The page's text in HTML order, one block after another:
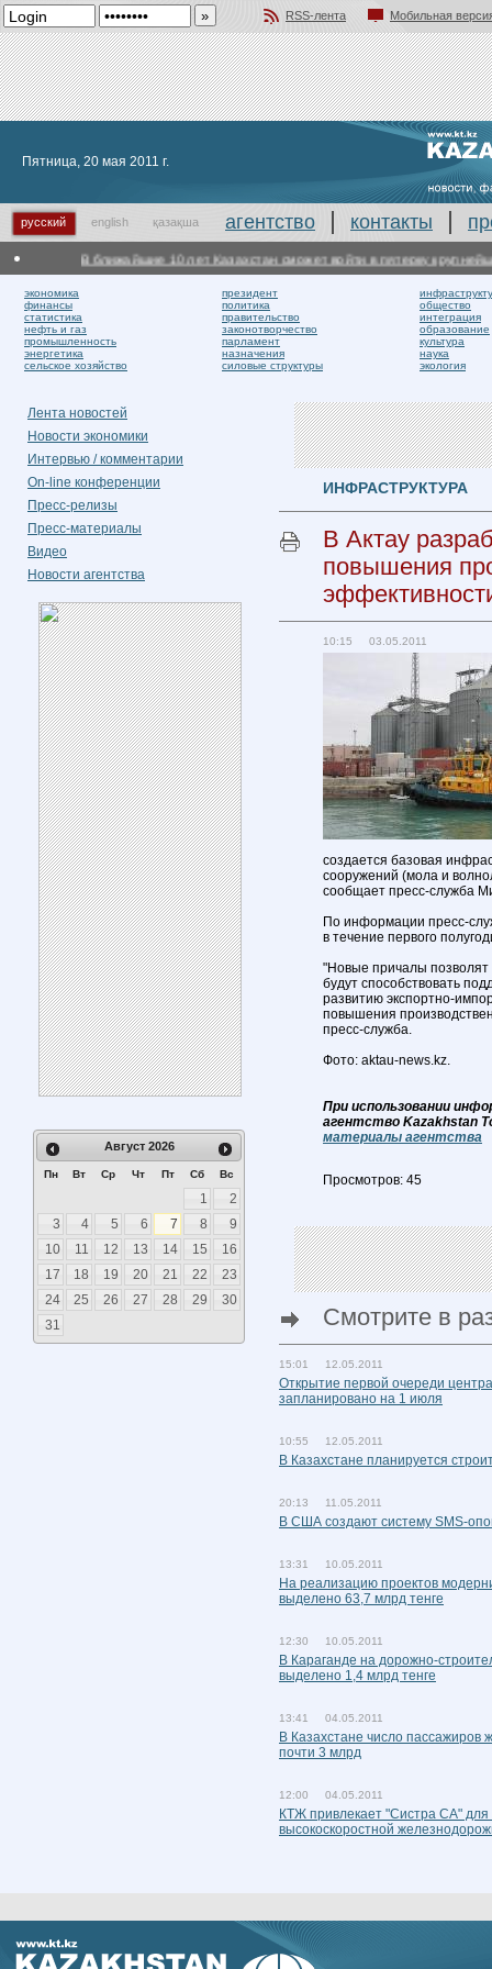
RSS-лента
Мобильная
Пятница, 20 мая 2011 г.
русский english қазақша агентство контакты
В ближайшие 10 лет Казахстан сможет войти в пятерку
экономика
финансы
статистика
нефть и газ
промышленность
энергетика
сельское хозяйство
президент
политика
правительство
законотворчество
парламент
назначения
силовые структуры
общество
интеграция
образование
культура
наука
экология
Лента новостей
Новости экономики
Интервью / комментарии
On-line конференции
Пресс-релизы
Пресс-материалы
Видео
Новости агентства
Август 2026
Пн Вт Ср Чт Пт Сб Вс
1
2
3
4 5 6 7 8
9
10
11 12 13 14 15
16
17
18 19 20 21 22
23
24
25 26 27 28 29
30
31
ИНФРАСТРУКТУРА
В Актау
повышения
10:15 03.05.2011
создается базовая
сооружений (мола и
сообщает пресс-служба
По информации пресс-
в течение первого
"Новые причалы позволят
будут способствовать
развитию экспортно-
повышения
пресс-служба.
Фото: aktau-news.kz.
При использовании
агентство Kazakhstan
материалы агентства
Просмотров: 45
Смотрите в
15:01 12.05.2011
Открытие первой очереди
запланировано на 1 июля
10:55 12.05.2011
В Казахстане планируется
20:13 11.05.2011
В США создают систему SMS-
13:31 10.05.2011
На реализацию проектов
выделено 63,7 млрд тенге
12:30 10.05.2011
В Караганде на дорожно-
выделено 1,4 млрд тенге
13:41 04.05.2011
В Казахстане число пассажиров
почти 3 млрд
12:00 04.05.2011
КТЖ привлекает "Систра СА" для
высокоскоростной